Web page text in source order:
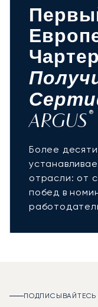
ARGUS ®
Более
отрасли: от
побед в
ПОДПИСЫВАЙТЕСЬ